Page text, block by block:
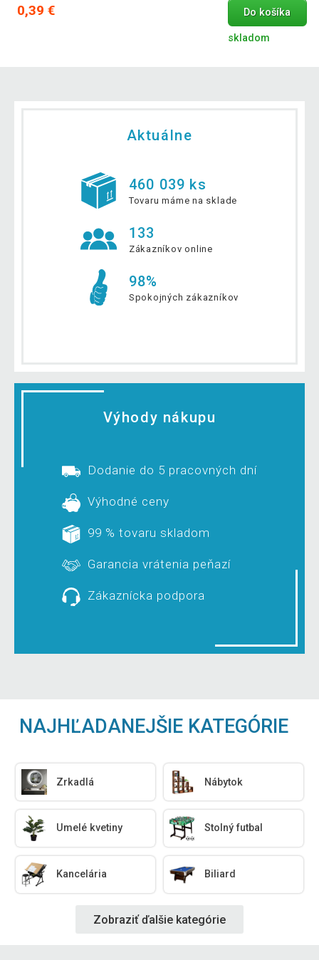
0,39 € Do košíka
skladom
Aktuálne
460 039 ks
Tovaru máme na sklade
133
Zákazníkov online
98%
Spokojných zákazníkov
Výhody nákupu
Dodanie do 5 pracovných dní
Výhodné ceny
99 % tovaru skladom
Garancia vrátenia peňazí
Zákaznícka podpora
NAJHĽADANEJŠIE KATEGÓRIE
Zrkadlá Nábytok
Umelé kvetiny Stolný futbal
Kancelária Biliard
Zobraziť ďalšie kategórie